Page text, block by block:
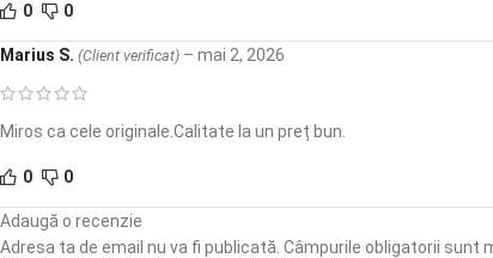
0 0
Marius S. (Client verificat) – mai 2, 2026
Miros ca cele originale.Calitate la un preț bun.
0 0
Adaugă o recenzie
Adresa ta de email nu va fi publicată. Câmpurile obligatorii sunt